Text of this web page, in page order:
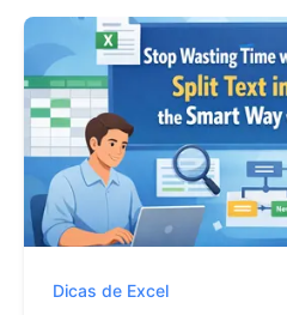
Dicas de Excel